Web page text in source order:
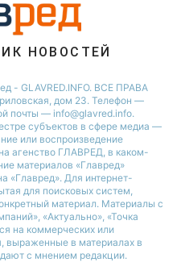
НОВОСТЕЙ
- GLAVRED.INFO. ВСЕ ПРАВА
дом 23. Телефон —
почты — info@glavred.info.
cубъектов в сфере медиа —
или воспроизведение
агенство ГЛАВРЕД, в каком-
материалов «Главред»
«Главред». Для интернет-
для поисковых систем,
материал. Материалы с
«Актуально», «Точка
на коммерческих или
выраженные в материалах в
с мнением редакции.